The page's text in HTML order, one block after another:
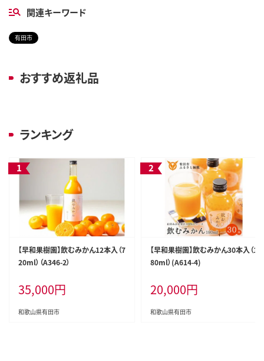
関連キーワード
有田市
おすすめ返礼品
ランキング
【早和果樹園】飲むみかん12本入（7
20ml）（A346-2）
35,000円
和歌山県有田市
【早和果樹園】飲むみかん30本入（1
80ml）(A614-4)
20,000円
和歌山県有田市